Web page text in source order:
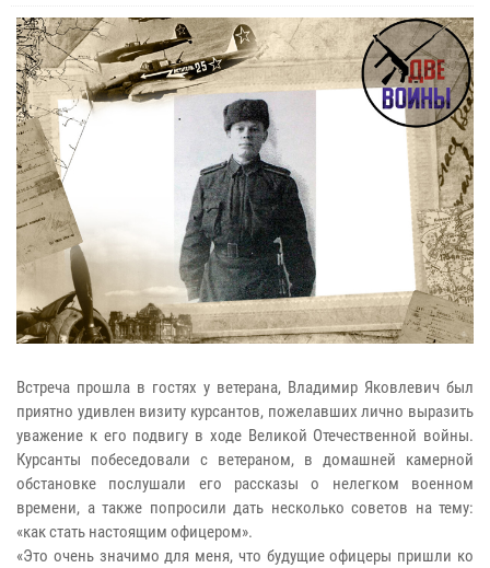
Встреча прошла в гостях у ветерана, Владимир Яковлевич был
приятно удивлен визиту курсантов, пожелавших лично выразить
уважение к его подвигу в ходе Великой Отечественной войны.
Курсанты побеседовали с ветераном, в домашней камерной
обстановке послушали его рассказы о нелегком военном
времени, а также попросили дать несколько советов на тему:
«как стать настоящим офицером».
«Это очень значимо для меня, что будущие офицеры пришли ко